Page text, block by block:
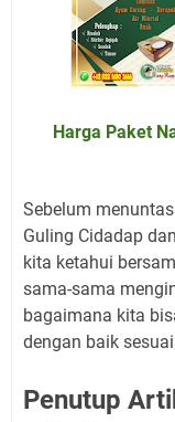
Harga Paket
Sebelum
Guling Cidadap
kita ketahui
sama-sama
bagaimana kita
dengan baik
Penutup